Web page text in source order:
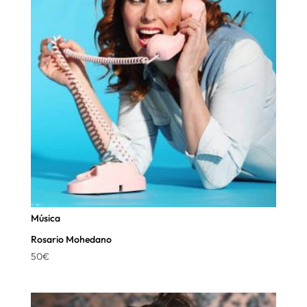
Música
Rosario Mohedano
50€